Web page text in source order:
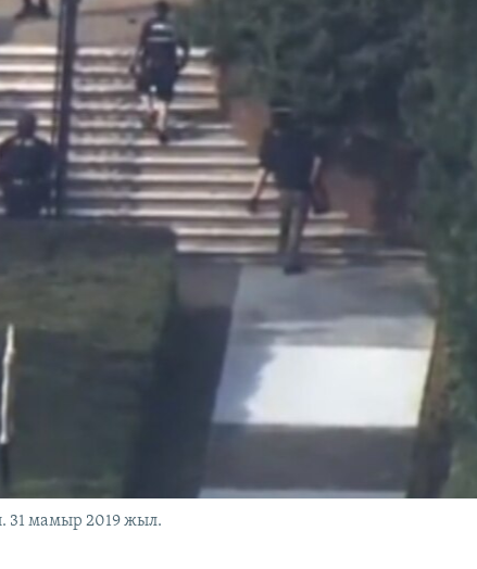
31 мамыр 2019 жыл.